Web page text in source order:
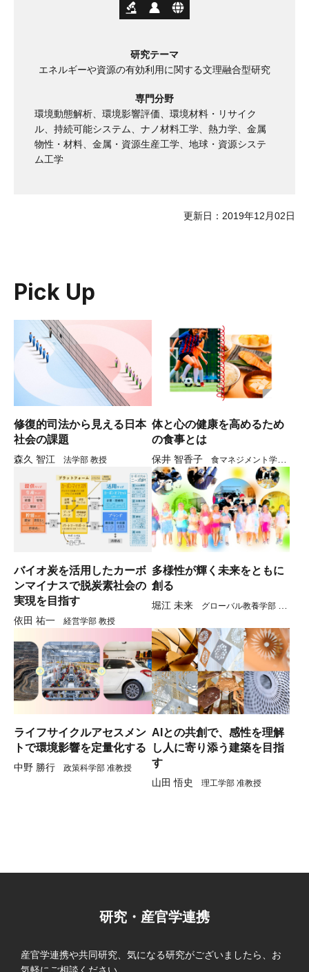
研究テーマ
エネルギーや資源の有効利用に関する文理融合型研究
専門分野
環境動態解析、環境影響評価、環境材料・リサイク
ル、持続可能システム、ナノ材料工学、熱力学、金属
物性・材料、金属・資源生産工学、地球・資源システ
ム工学
更新日：2019年12月02日
Pick Up
修復的司法から見える日本
社会の課題
森久 智江 法学部 教授
体と心の健康を高めるため
の食事とは
保井 智香子
食マネジメント学部
教授
バイオ炭を活用したカーボ
ンマイナスで脱炭素社会の
実現を目指す
依田 祐一 経営学部 教授
多様性が輝く未来をともに
創る
堀江 未来
グローバル教養学部 教
ライフサイクルアセスメン
トで環境影響を定量化する
中野 勝行 政策科学部 准教授
AIとの共創で、感性を理解
し人に寄り添う建築を目指
す
山田 悟史 理工学部 准教授
研究・産官学連携
産官学連携や共同研究、気になる研究がございましたら、お
気軽にご相談ください。